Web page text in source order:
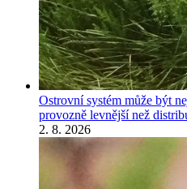
Ostrovní systém může být
provozně levnější než
2. 8. 2026